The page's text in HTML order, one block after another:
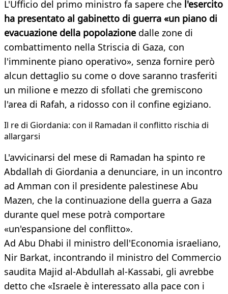
L'Ufficio del primo ministro fa sapere che l'esercito
ha presentato al gabinetto di guerra «un piano di
evacuazione della popolazione dalle zone di
combattimento nella Striscia di Gaza, con
l'imminente piano operativo», senza fornire però
alcun dettaglio su come o dove saranno trasferiti
un milione e mezzo di sfollati che gremiscono
l'area di Rafah, a ridosso con il confine egiziano.
Il re di Giordania: con il Ramadan il conflitto rischia di
allargarsi
L'avvicinarsi del mese di Ramadan ha spinto re
Abdallah di Giordania a denunciare, in un incontro
ad Amman con il presidente palestinese Abu
Mazen, che la continuazione della guerra a Gaza
durante quel mese potrà comportare
«un'espansione del conflitto».
Ad Abu Dhabi il ministro dell'Economia israeliano,
Nir Barkat, incontrando il ministro del Commercio
saudita Majid al-Abdullah al-Kassabi, gli avrebbe
detto che «Israele è interessato alla pace con i